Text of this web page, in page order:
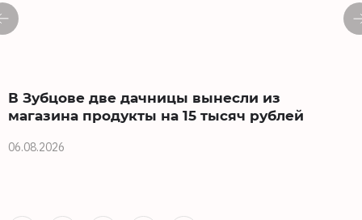
В Зубцове две дачницы вынесли из
магазина продукты на 15 тысяч рублей
06.08.2026